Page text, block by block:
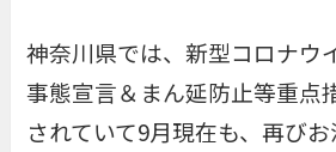
神奈川県では、新型コロナウ
事態宣言＆まん延防止等重点
されていて9月現在も、再び